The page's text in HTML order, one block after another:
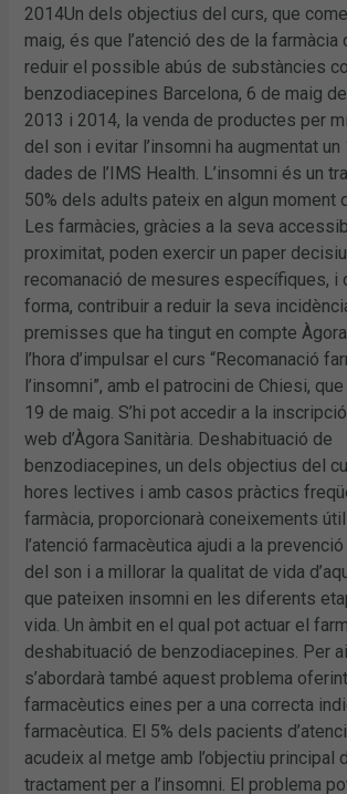
2014Un dels objectius del curs, que
maig, és que l’atenció des de la farmàcia
reduir el possible abús de substàncies
benzodiacepines Barcelona, 6 de maig
2013 i 2014, la venda de productes per
del son i evitar l’insomni ha augmentat un
dades de l’IMS Health. L’insomni és un
50% dels adults pateix en algun moment
Les farmàcies, gràcies a la seva
proximitat, poden exercir un paper
recomanació de mesures específiques, i
forma, contribuir a reduir la seva
premisses que ha tingut en compte
l’hora d’impulsar el curs “Recomanació
l’insomni”, amb el patrocini de Chiesi,
19 de maig. S’hi pot accedir a la
web d’Àgora Sanitària. Deshabituació de
benzodiacepines, un dels objectius del
hores lectives i amb casos pràctics
farmàcia, proporcionarà coneixements
l’atenció farmacèutica ajudi a la
del son i a millorar la qualitat de vida
que pateixen insomni en les diferents
vida. Un àmbit en el qual pot actuar el
deshabituació de benzodiacepines. Per
s’abordarà també aquest problema
farmacèutics eines per a una correcta
farmacèutica. El 5% dels pacients
acudeix al metge amb l’objectiu principal
tractament per a l’insomni. El problema